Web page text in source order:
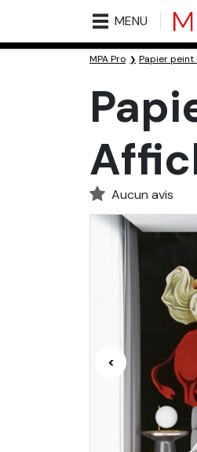
MENU
MPA Pro Papier peint
Aucun avis
<